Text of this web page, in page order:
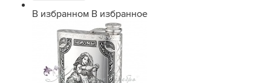
В избранном В избранное